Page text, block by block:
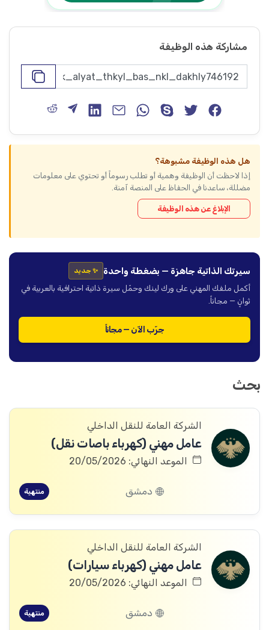
مشاركة هذه الوظيفة
هل هذه الوظيفة مشبوهة؟
إذا لاحظت أن الوظيفة وهمية أو تطلب رسوماً أو تحتوي على معلومات
مضللة، ساعدنا في الحفاظ على المنصة آمنة.
الإبلاغ عن هذه الوظيفة
سيرتك الذاتية جاهزة — بضغطة واحدة ✨ جديد
أكمل ملفك المهني على ورك لينك وحمّل سيرة ذاتية احترافية بالعربية في
ثوانٍ — مجاناً.
جرّب الآن — مجاناً
بحث
الشركة العامة للنقل الداخلي
عامل مهني (كهرباء باصات نقل)
الموعد النهائي: 20/05/2026
دمشق منتهية
الشركة العامة للنقل الداخلي
عامل مهني (كهرباء سيارات)
الموعد النهائي: 20/05/2026
دمشق منتهية